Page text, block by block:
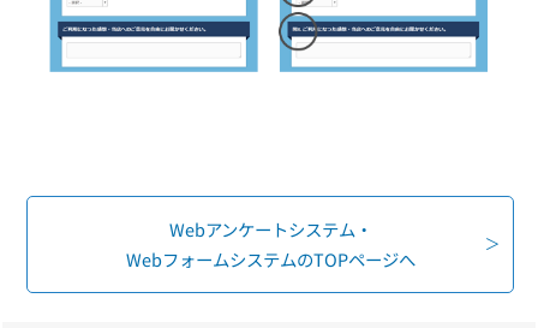
アンケートシステム・フォーム
組織的に管理
セキュリティ対策
マーケティングブログ
資料請求・お問い合わせ
無料トライアル
Webアンケートシステム・
WebフォームシステムのTOPページへ